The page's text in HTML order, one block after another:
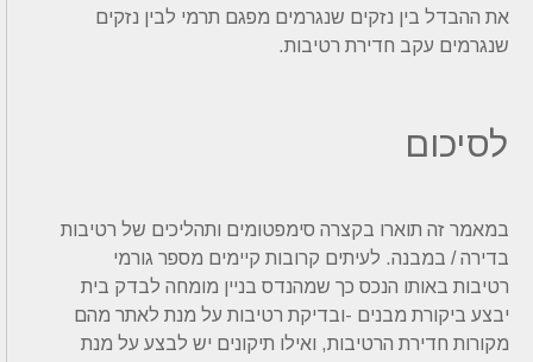
את ההבדל בין נזקים שנגרמים מפגם תרמי לבין נזקים
שנגרמים עקב חדירת רטיבות.
לסיכום
במאמר זה תוארו בקצרה סימפטומים ותהליכים של רטיבות
בדירה / במבנה. לעיתים קרובות קיימים מספר גורמי
רטיבות באותו הנכס כך שמהנדס בניין מומחה לבדק בית
יבצע ביקורת מבנים -ובדיקת רטיבות על מנת לאתר מהם
מקורות חדירת הרטיבות, ואילו תיקונים יש לבצע על מנת